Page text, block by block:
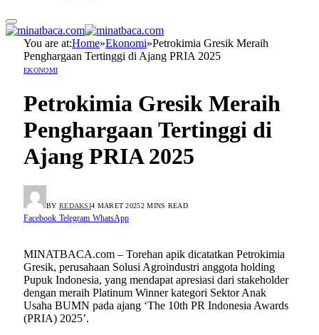
You are at:Home»Ekonomi»Petrokimia Gresik Meraih
Penghargaan Tertinggi di Ajang PRIA 2025
EKONOMI
Petrokimia Gresik Meraih
Penghargaan Tertinggi di
Ajang PRIA 2025
BY REDAKSI4 MARET 20252 MINS READ
Facebook Telegram WhatsApp
MINATBACA.com – Torehan apik dicatatkan Petrokimia
Gresik, perusahaan Solusi Agroindustri anggota holding
Pupuk Indonesia, yang mendapat apresiasi dari stakeholder
dengan meraih Platinum Winner kategori Sektor Anak
Usaha BUMN pada ajang ‘The 10th PR Indonesia Awards
(PRIA) 2025’.